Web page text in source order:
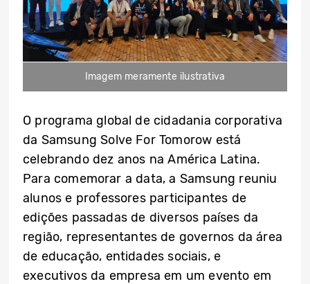
Imagem meramente ilustrativa
O programa global de cidadania corporativa
da Samsung Solve For Tomorow está
celebrando dez anos na América Latina.
Para comemorar a data, a Samsung reuniu
alunos e professores participantes de
edições passadas de diversos países da
região, representantes de governos da área
de educação, entidades sociais, e
executivos da empresa em um evento em